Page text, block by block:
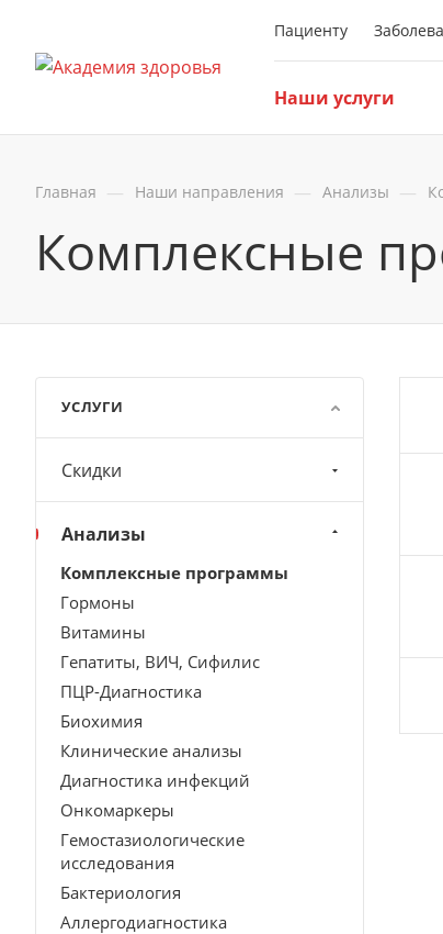
Пациенту
Наши услуги
Главная — Наши направления — Анализы —
Комплексные
УСЛУГИ
Скидки
Анализы
Комплексные программы
Гормоны
Витамины
Гепатиты, ВИЧ, Сифилис
ПЦР-Диагностика
Биохимия
Клинические анализы
Диагностика инфекций
Онкомаркеры
Гемостазиологические
исследования
Бактериология
Аллергодиагностика